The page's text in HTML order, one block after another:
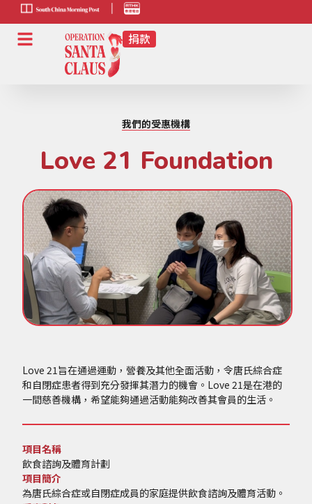
HK-
radio-
link
我們的受惠機構
Love 21 Foundation
Love 21旨在通過運動，營養及其他全面活動，令唐氏綜合症
和自閉症患者得到充分發揮其潛力的機會。Love 21是在港的
一間慈善機構，希望能夠通過活動能夠改善其會員的生活。
項目名稱
飲食諮詢及體育計劃
項目簡介
為唐氏綜合症或自閉症成員的家庭提供飲食諮詢及體育活動。